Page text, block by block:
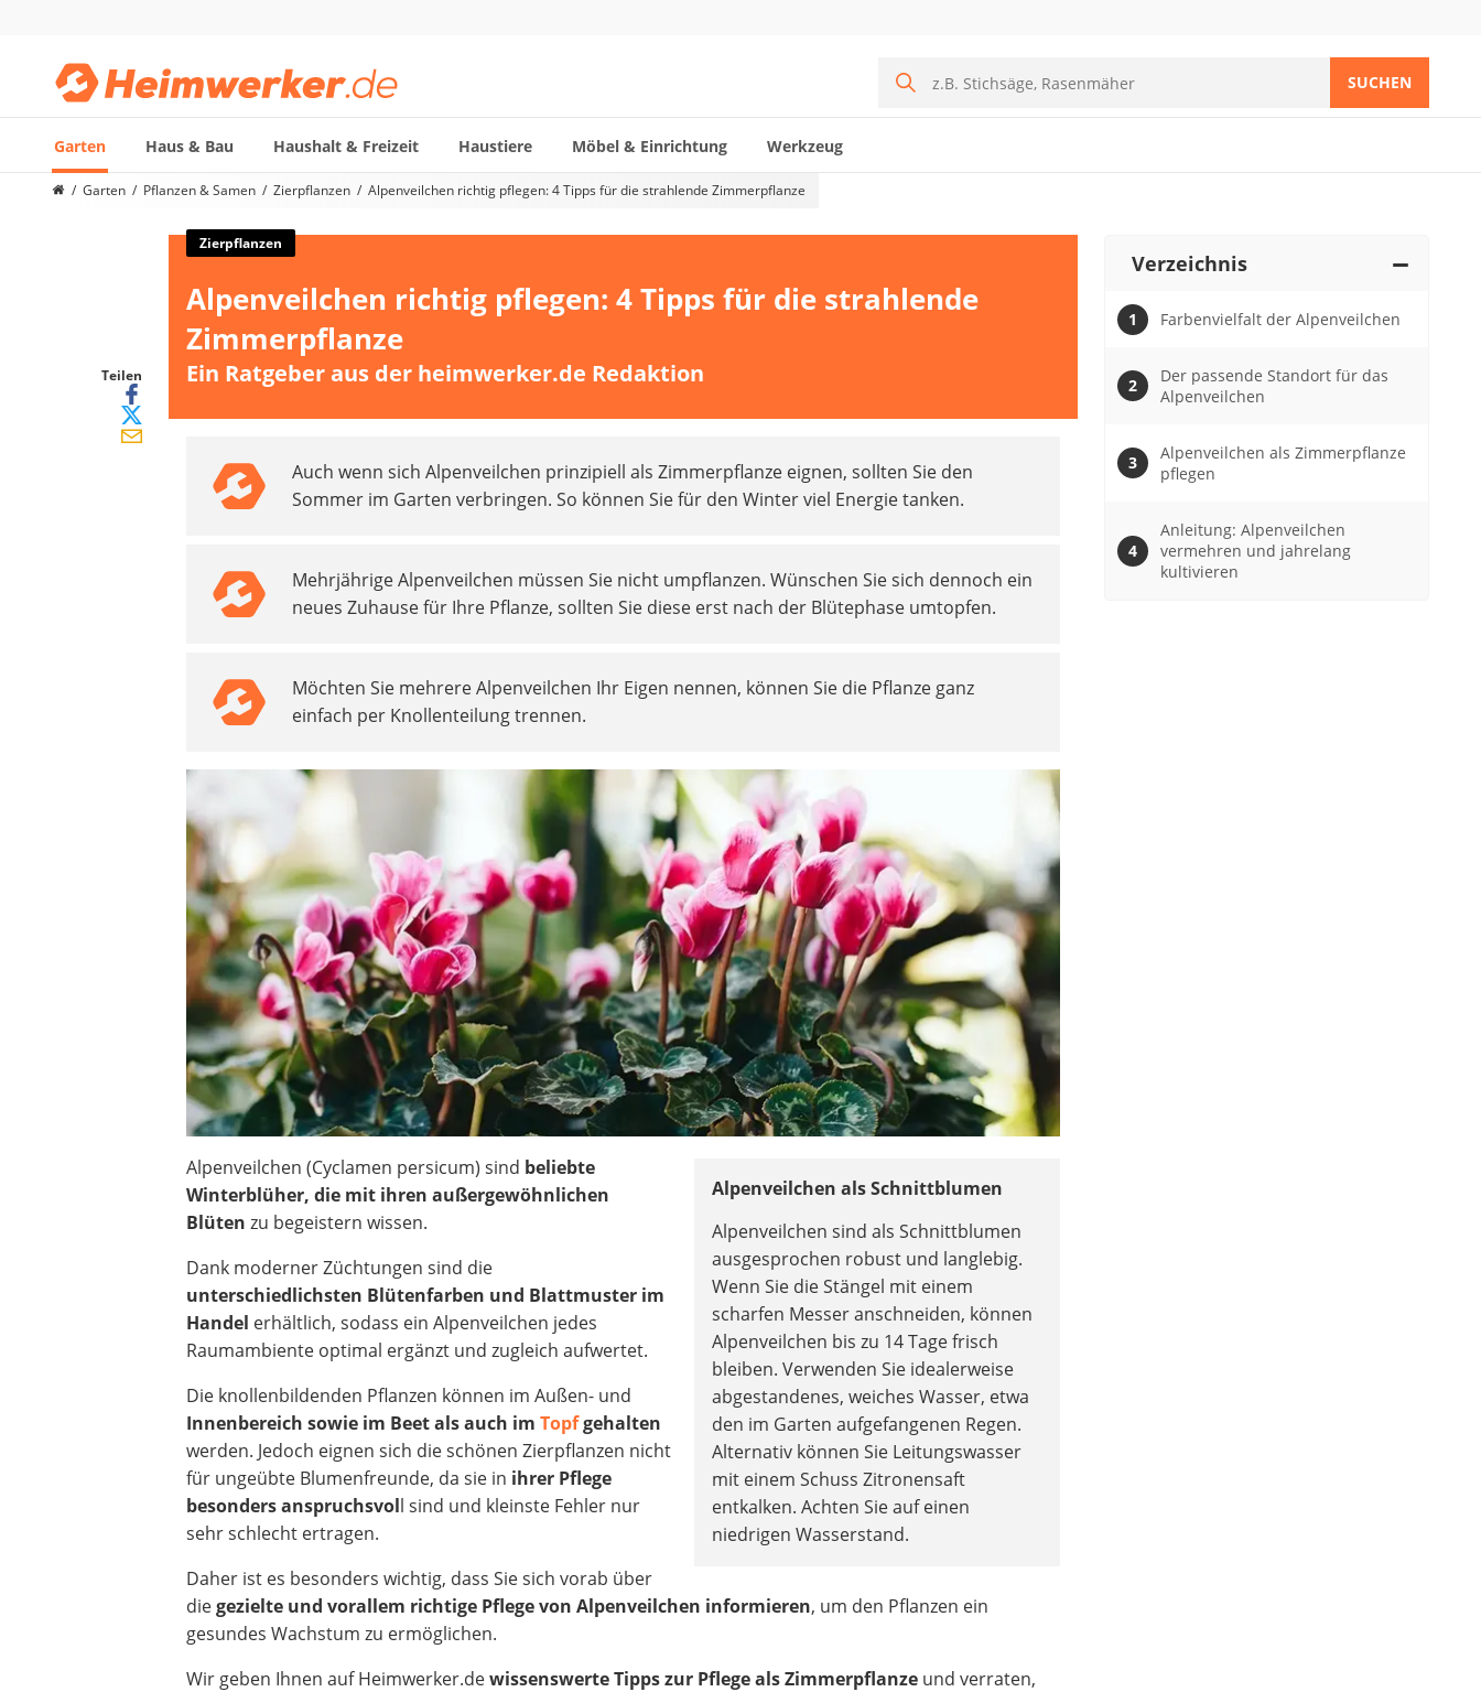
SUCHEN
Garten Haus & Bau Haushalt & Freizeit Haustiere Möbel & Einrichtung Werkzeug
Die beliebtesten Vergleiche nach Kategorie
Akku-Laubsauger
Schlauchtrommel
Solar-Lichterkette außen
Teleskopleiter
Ameisengift
Bosch-Heckenschere
Garten Pflanzen & Samen Zierpflanzen Alpenveilchen richtig pflegen: 4 Tipps für die strahlende Zimmerpflanze
Teilen
Zierpflanzen
Alpenveilchen richtig pflegen: 4 Tipps für die strahlende
Zimmerpflanze
Ein Ratgeber aus der heimwerker.de Redaktion
Auch wenn sich Alpenveilchen prinzipiell als Zimmerpflanze eignen, sollten Sie den
Sommer im Garten verbringen. So können Sie für den Winter viel Energie tanken.
Mehrjährige Alpenveilchen müssen Sie nicht umpflanzen. Wünschen Sie sich dennoch ein
neues Zuhause für Ihre Pflanze, sollten Sie diese erst nach der Blütephase umtopfen.
Möchten Sie mehrere Alpenveilchen Ihr Eigen nennen, können Sie die Pflanze ganz
einfach per Knollenteilung trennen.
Alpenveilchen als Schnittblumen
Alpenveilchen sind als Schnittblumen
ausgesprochen robust und langlebig.
Wenn Sie die Stängel mit einem
scharfen Messer anschneiden, können
Alpenveilchen bis zu 14 Tage frisch
bleiben. Verwenden Sie idealerweise
abgestandenes, weiches Wasser, etwa
den im Garten aufgefangenen Regen.
Alternativ können Sie Leitungswasser
mit einem Schuss Zitronensaft
entkalken. Achten Sie auf einen
niedrigen Wasserstand.
Alpenveilchen (Cyclamen persicum) sind beliebte
Winterblüher, die mit ihren außergewöhnlichen
Blüten zu begeistern wissen.
Dank moderner Züchtungen sind die
unterschiedlichsten Blütenfarben und Blattmuster im
Handel erhältlich, sodass ein Alpenveilchen jedes
Raumambiente optimal ergänzt und zugleich aufwertet.
Die knollenbildenden Pflanzen können im Außen- und
Innenbereich sowie im Beet als auch imTopfgehalten
werden. Jedoch eignen sich die schönen Zierpflanzen nicht
für ungeübte Blumenfreunde, da sie in ihrer Pflege
besonders anspruchsvoll sind und kleinste Fehler nur
sehr schlecht ertragen.
Daher ist es besonders wichtig, dass Sie sich vorab über
diegezielte und vorallem richtige Pflege von Alpenveilchen informieren, um den Pflanzen ein
gesundes Wachstum zu ermöglichen.
Wir geben Ihnen auf Heimwerker.dewissenswerte Tipps zur Pflege als Zimmerpflanze und verraten,
Verzeichnis
Farbenvielfalt der Alpenveilchen
Der passende Standort für das
Alpenveilchen
Alpenveilchen als Zimmerpflanze
pflegen
Anleitung: Alpenveilchen
vermehren und jahrelang
kultivieren